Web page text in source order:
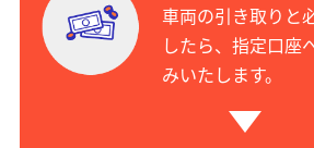
車両の引き取りと
したら、指定口座
みいたします。